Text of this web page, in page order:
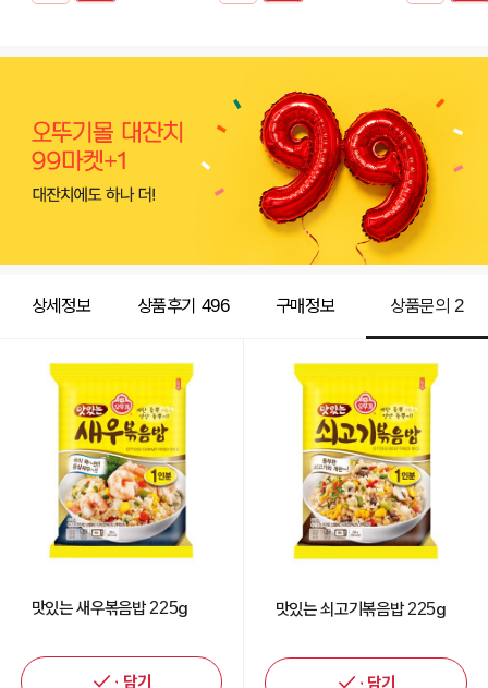
상세정보 상품후기 496 구매정보 상품문의2
맛있는 새우볶음밥 225g
담기
맛있는 쇠고기볶음밥 225g
담기